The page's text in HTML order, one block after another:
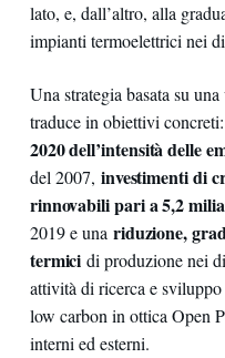
lato, e, dall’altro, alla
impianti termoelettrici nei
Una strategia basata su
traduce in obiettivi concreti:
2020 dell’intensità delle
del 2007, investimenti di
rinnovabili pari a 5,2
2019 e una riduzione,
termici di produzione nei
attività di ricerca e
low carbon in ottica Open
interni ed esterni.